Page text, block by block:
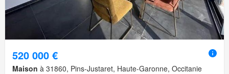
520 000 €
Maison à 31860, Pins-Justaret, Haute-Garonne, Occitanie